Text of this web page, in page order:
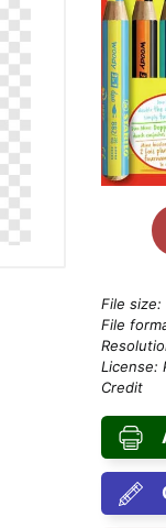
File size:
File
License:
Credit